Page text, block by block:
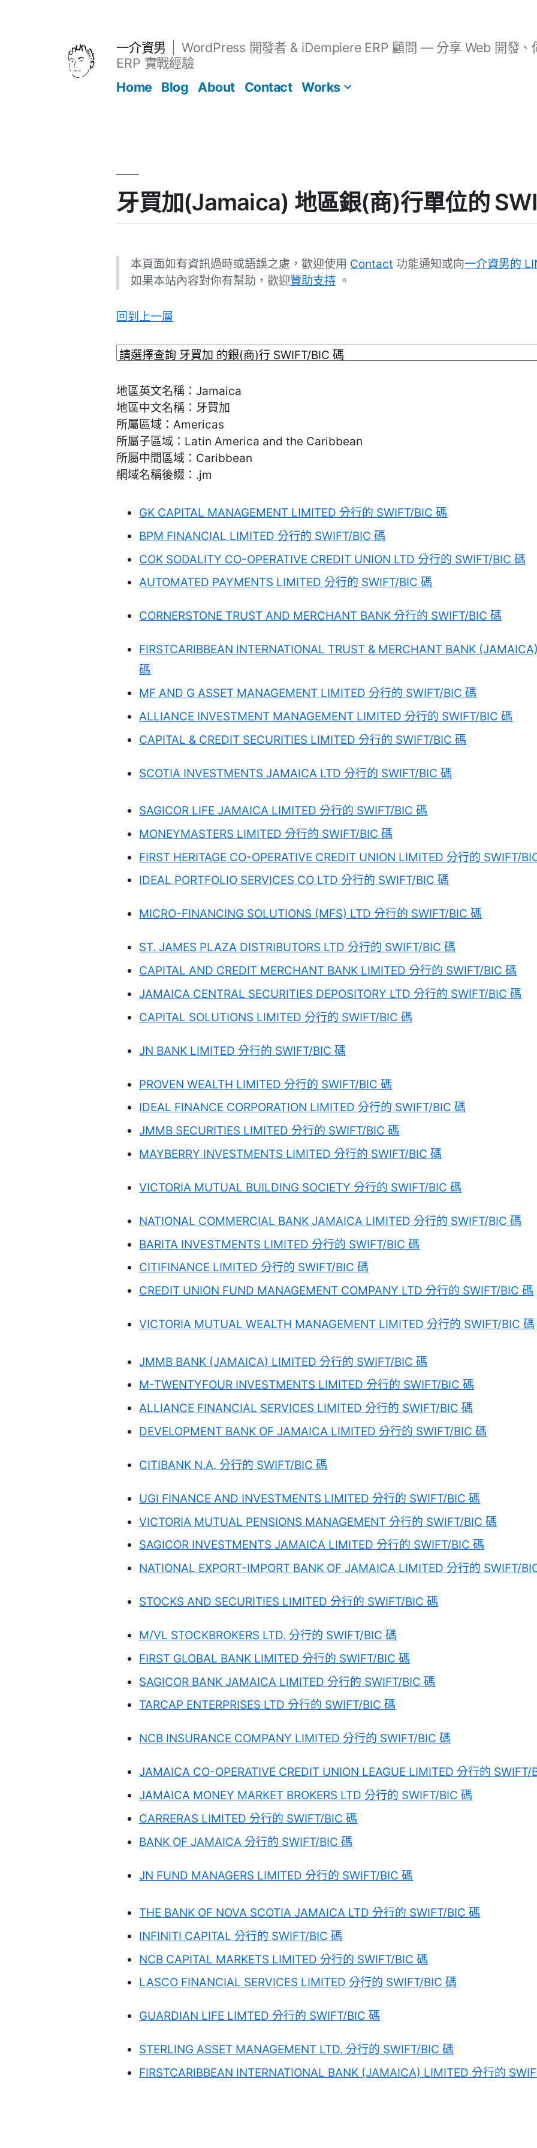
一介資男
WordPress 開發者 & iDempiere ERP 顧問 — 分享 Web 開發、
ERP 實戰經驗
Home
Blog About Contact Works
牙買加(Jamaica) 地區銀(商)行單位的
本頁面如有資訊過時或語誤之處，歡迎使用 Contact 功能通知或向一介資男的
如果本站內容對你有幫助，歡迎贊助支持 。
回到上一層
地區英文名稱：Jamaica
地區中文名稱：牙買加
所屬區域：Americas
所屬子區域：Latin America and the Caribbean
所屬中間區域：Caribbean
網域名稱後綴：.jm
GK CAPITAL MANAGEMENT LIMITED 分行的 SWIFT/BIC 碼
BPM FINANCIAL LIMITED 分行的 SWIFT/BIC 碼
COK SODALITY CO-OPERATIVE CREDIT UNION LTD 分行的 SWIFT/BIC 碼
AUTOMATED PAYMENTS LIMITED 分行的 SWIFT/BIC 碼
CORNERSTONE TRUST AND MERCHANT BANK 分行的 SWIFT/BIC 碼
FIRSTCARIBBEAN INTERNATIONAL TRUST & MERCHANT BANK
碼
MF AND G ASSET MANAGEMENT LIMITED 分行的 SWIFT/BIC 碼
ALLIANCE INVESTMENT MANAGEMENT LIMITED 分行的 SWIFT/BIC 碼
CAPITAL & CREDIT SECURITIES LIMITED 分行的 SWIFT/BIC 碼
SCOTIA INVESTMENTS JAMAICA LTD 分行的 SWIFT/BIC 碼
SAGICOR LIFE JAMAICA LIMITED 分行的 SWIFT/BIC 碼
MONEYMASTERS LIMITED 分行的 SWIFT/BIC 碼
FIRST HERITAGE CO-OPERATIVE CREDIT UNION LIMITED 分行的 SWIFT/
IDEAL PORTFOLIO SERVICES CO LTD 分行的 SWIFT/BIC 碼
MICRO-FINANCING SOLUTIONS (MFS) LTD 分行的 SWIFT/BIC 碼
ST. JAMES PLAZA DISTRIBUTORS LTD 分行的 SWIFT/BIC 碼
CAPITAL AND CREDIT MERCHANT BANK LIMITED 分行的 SWIFT/BIC 碼
JAMAICA CENTRAL SECURITIES DEPOSITORY LTD 分行的 SWIFT/BIC 碼
CAPITAL SOLUTIONS LIMITED 分行的 SWIFT/BIC 碼
JN BANK LIMITED 分行的 SWIFT/BIC 碼
PROVEN WEALTH LIMITED 分行的 SWIFT/BIC 碼
IDEAL FINANCE CORPORATION LIMITED 分行的 SWIFT/BIC 碼
JMMB SECURITIES LIMITED 分行的 SWIFT/BIC 碼
MAYBERRY INVESTMENTS LIMITED 分行的 SWIFT/BIC 碼
VICTORIA MUTUAL BUILDING SOCIETY 分行的 SWIFT/BIC 碼
NATIONAL COMMERCIAL BANK JAMAICA LIMITED 分行的 SWIFT/BIC 碼
BARITA INVESTMENTS LIMITED 分行的 SWIFT/BIC 碼
CITIFINANCE LIMITED 分行的 SWIFT/BIC 碼
CREDIT UNION FUND MANAGEMENT COMPANY LTD 分行的 SWIFT/BIC 碼
VICTORIA MUTUAL WEALTH MANAGEMENT LIMITED 分行的 SWIFT/BIC 碼
JMMB BANK (JAMAICA) LIMITED 分行的 SWIFT/BIC 碼
M-TWENTYFOUR INVESTMENTS LIMITED 分行的 SWIFT/BIC 碼
ALLIANCE FINANCIAL SERVICES LIMITED 分行的 SWIFT/BIC 碼
DEVELOPMENT BANK OF JAMAICA LIMITED 分行的 SWIFT/BIC 碼
CITIBANK N.A. 分行的 SWIFT/BIC 碼
UGI FINANCE AND INVESTMENTS LIMITED 分行的 SWIFT/BIC 碼
VICTORIA MUTUAL PENSIONS MANAGEMENT 分行的 SWIFT/BIC 碼
SAGICOR INVESTMENTS JAMAICA LIMITED 分行的 SWIFT/BIC 碼
NATIONAL EXPORT-IMPORT BANK OF JAMAICA LIMITED 分行的 SWIFT/
STOCKS AND SECURITIES LIMITED 分行的 SWIFT/BIC 碼
M/VL STOCKBROKERS LTD. 分行的 SWIFT/BIC 碼
FIRST GLOBAL BANK LIMITED 分行的 SWIFT/BIC 碼
SAGICOR BANK JAMAICA LIMITED 分行的 SWIFT/BIC 碼
TARCAP ENTERPRISES LTD 分行的 SWIFT/BIC 碼
NCB INSURANCE COMPANY LIMITED 分行的 SWIFT/BIC 碼
JAMAICA CO-OPERATIVE CREDIT UNION LEAGUE LIMITED 分行的 SWIFT/
JAMAICA MONEY MARKET BROKERS LTD 分行的 SWIFT/BIC 碼
CARRERAS LIMITED 分行的 SWIFT/BIC 碼
BANK OF JAMAICA 分行的 SWIFT/BIC 碼
JN FUND MANAGERS LIMITED 分行的 SWIFT/BIC 碼
THE BANK OF NOVA SCOTIA JAMAICA LTD 分行的 SWIFT/BIC 碼
INFINITI CAPITAL 分行的 SWIFT/BIC 碼
NCB CAPITAL MARKETS LIMITED 分行的 SWIFT/BIC 碼
LASCO FINANCIAL SERVICES LIMITED 分行的 SWIFT/BIC 碼
GUARDIAN LIFE LIMTED 分行的 SWIFT/BIC 碼
STERLING ASSET MANAGEMENT LTD. 分行的 SWIFT/BIC 碼
FIRSTCARIBBEAN INTERNATIONAL BANK (JAMAICA) LIMITED 分行的